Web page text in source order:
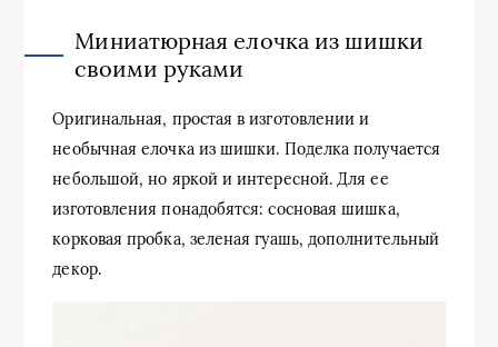
Миниатюрная елочка из шишки
своими руками
Оригинальная, простая в изготовлении и
необычная елочка из шишки. Поделка получается
небольшой, но яркой и интересной. Для ее
изготовления понадобятся: сосновая шишка,
корковая пробка, зеленая гуашь, дополнительный
декор.